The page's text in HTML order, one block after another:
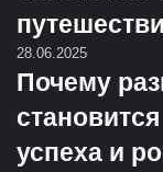
28.06.2025
Почему
успеха и